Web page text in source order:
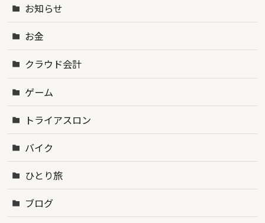
お知らせ
お金
クラウド会計
ゲーム
トライアスロン
バイク
ひとり旅
ブログ